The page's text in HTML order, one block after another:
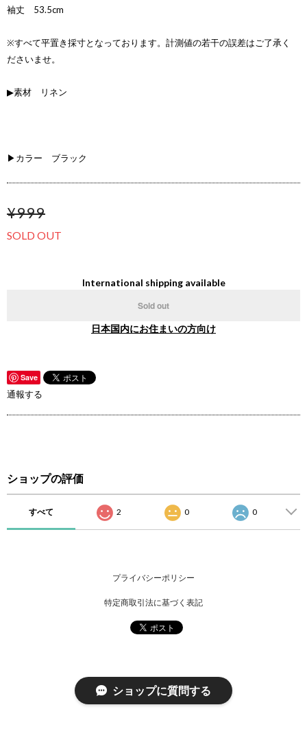
袖丈 53.5cm
※すべて平置き採寸となっております。計測値の若干の誤差はご了承く
ださいませ。
▶素材 リネン
▶カラー ブラック
¥999
SOLD OUT
International shipping available
Sold out
日本国内にお住まいの方向け
Save
通報する
ショップの評価
すべて 2 0 0
プライバシーポリシー
特定商取引法に基づく表記
ショップに質問する